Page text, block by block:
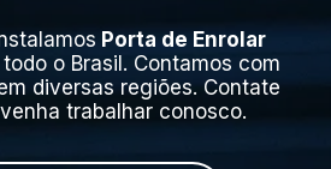
Porta de Enrolar
o Brasil. Contamos com
diversas regiões. Contate
trabalhar conosco.